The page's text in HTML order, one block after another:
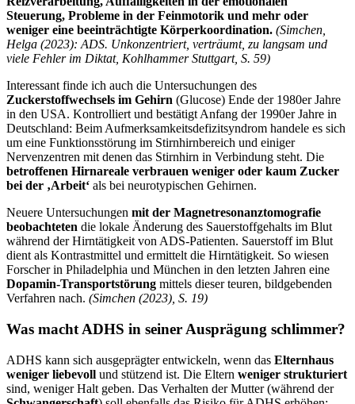
Steuerung, Probleme in der Feinmotorik und mehr oder
weniger eine beeinträchtigte Körperkoordination. (Simchen,
Helga (2023): ADS. Unkonzentriert, verträumt, zu langsam und
viele Fehler im Diktat, Kohlhammer Stuttgart, S. 59)
Interessant finde ich auch die Untersuchungen des
Zuckerstoffwechsels im Gehirn (Glucose) Ende der 1980er Jahre
in den USA. Kontrolliert und bestätigt Anfang der 1990er Jahre in
Deutschland: Beim Aufmerksamkeitsdefizitsyndrom handele es sich
um eine Funktionsstörung im Stirnhirnbereich und einiger
Nervenzentren mit denen das Stirnhirn in Verbindung steht. Die
betroffenen Hirnareale verbrauen weniger oder kaum Zucker
bei der ‚Arbeit‘ als bei neurotypischen Gehirnen.
Neuere Untersuchungen mit der Magnetresonanztomografie
beobachteten die lokale Änderung des Sauerstoffgehalts im Blut
während der Hirntätigkeit von ADS-Patienten. Sauerstoff im Blut
dient als Kontrastmittel und ermittelt die Hirntätigkeit. So wiesen
Forscher in Philadelphia und München in den letzten Jahren eine
Dopamin-Transportstörung mittels dieser teuren, bildgebenden
Verfahren nach. (Simchen (2023), S. 19)
Was macht ADHS in seiner Ausprägung schlimmer?
ADHS kann sich ausgeprägter entwickeln, wenn das Elternhaus
weniger liebevoll und stützend ist. Die Eltern weniger strukturiert
sind, weniger Halt geben. Das Verhalten der Mutter (während der